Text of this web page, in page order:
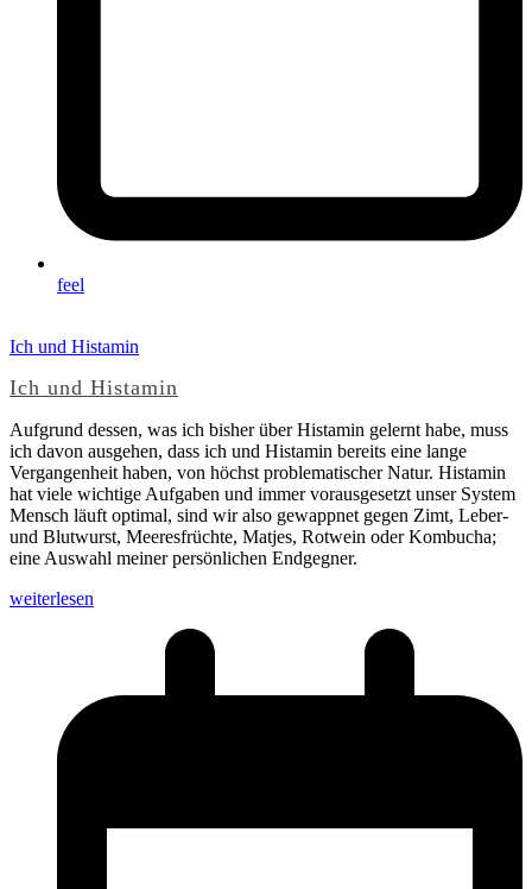
feel
Ich und Histamin
Ich und Histamin
Aufgrund dessen, was ich bisher über Histamin gelernt habe, muss
ich davon ausgehen, dass ich und Histamin bereits eine lange
Vergangenheit haben, von höchst problematischer Natur. Histamin
hat viele wichtige Aufgaben und immer vorausgesetzt unser System
Mensch läuft optimal, sind wir also gewappnet gegen Zimt, Leber-
und Blutwurst, Meeresfrüchte, Matjes, Rotwein oder Kombucha;
eine Auswahl meiner persönlichen Endgegner.
weiterlesen